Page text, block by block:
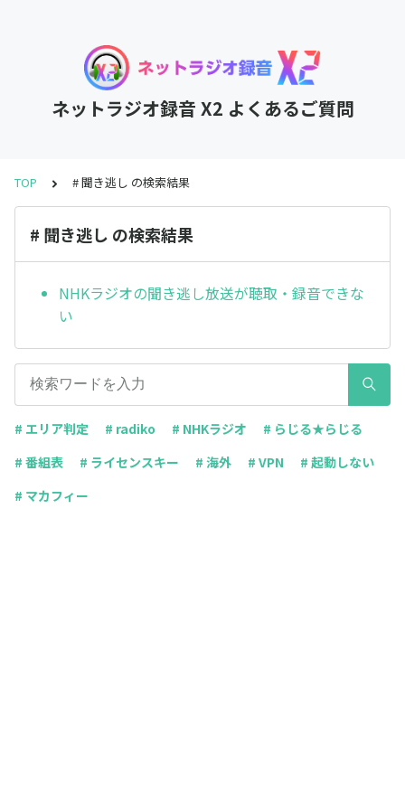
ネットラジオ録音 X2 よくあるご質問
TOP # 聞き逃し の検索結果
# 聞き逃し の検索結果
NHKラジオの聞き逃し放送が聴取・録音できな
い
# エリア判定 # radiko # NHKラジオ
# らじる★らじる
# 番組表
# ライセンスキー # 海外 # VPN
# 起動しない
# マカフィー